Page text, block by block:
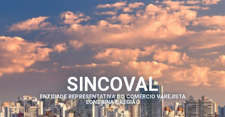
SINCOVAL
ENTIDADE REPRESENTATIVA DO COMÉRCIO VAREJISTA
LONDRINA E REGIÃO